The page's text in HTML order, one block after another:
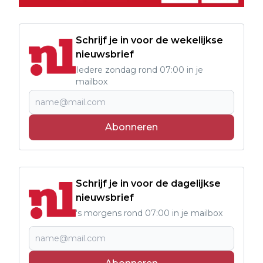
Schrijf je in voor de wekelijkse
nieuwsbrief
Iedere zondag rond 07:00 in je
mailbox
Abonneren
Schrijf je in voor de dagelijkse
nieuwsbrief
's morgens rond 07:00 in je mailbox